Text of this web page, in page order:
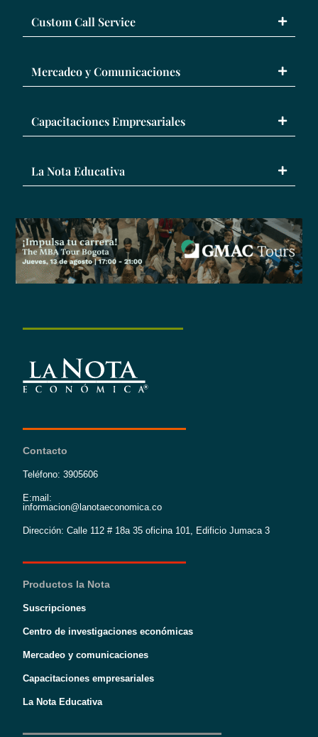
Custom Call Service
Mercadeo y Comunicaciones
Capacitaciones Empresariales
La Nota Educativa
Contacto
Teléfono: 3905606
E:mail:
informacion@lanotaeconomica.co
Dirección: Calle 112 # 18a 35 oficina 101, Edificio Jumaca 3
Productos la Nota
Suscripciones
Centro de investigaciones económicas
Mercadeo y comunicaciones
Capacitaciones empresariales
La Nota Educativa